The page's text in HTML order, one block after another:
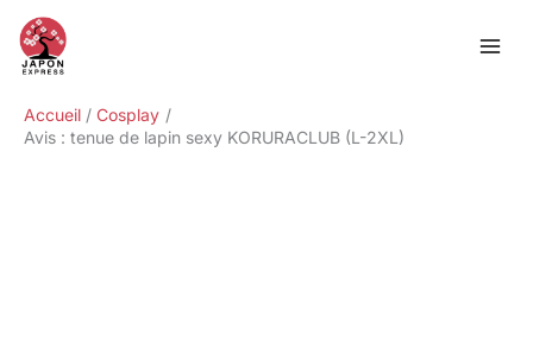
contenu
Accueil
Cosplay
Avis : tenue de lapin sexy KORURACLUB (L-2XL)
Rechercher